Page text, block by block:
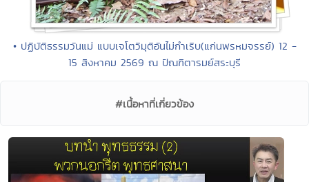
• ปฏิบัติธรรมวันแม่ แบบเจโตวิมุติอันไม่กำเริบ(แก่นพรหมจรรย์) 12 -
15 สิงหาคม 2569 ณ ปัณฑิตารมย์สระบุรี
#เนื้อหาที่เกี่ยวข้อง